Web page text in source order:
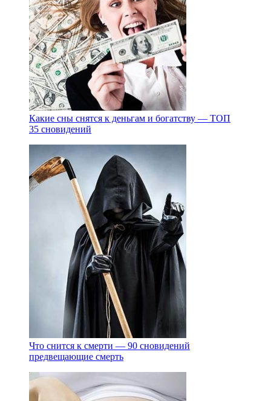
Какие сны снятся к деньгам и богатству — ТОП
35 сновидений
Что снится к смерти — 90 сновидений
предвещающие смерть